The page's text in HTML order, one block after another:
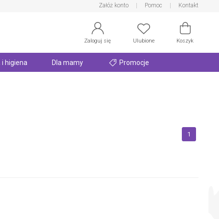
Załóż konto Pomoc Kontakt
Zaloguj się Ulubione Koszyk
i higiena Dla mamy Promocje
1